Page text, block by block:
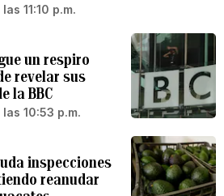
11:10 p.m.
un respiro
revelar sus
la BBC
10:53 p.m.
inspecciones
reanudar